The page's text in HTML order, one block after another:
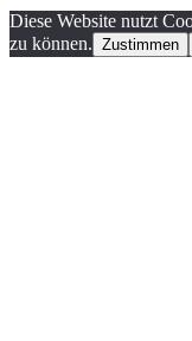
Diese Website nutzt
zu können. Zustimmen